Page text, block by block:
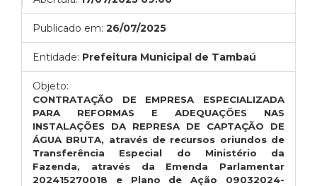
Publicado em: 26/07/2025
Entidade: Prefeitura Municipal de Tambaú
Objeto:
CONTRATAÇÃO DE EMPRESA ESPECIALIZADA
PARA REFORMAS E ADEQUAÇÕES NAS
INSTALAÇÕES DA REPRESA DE CAPTAÇÃO DE
ÁGUA BRUTA, através de recursos oriundos de
Transferência Especial do Ministério da
Fazenda, através da Emenda Parlamentar
202415270018 e Plano de Ação 09032024-